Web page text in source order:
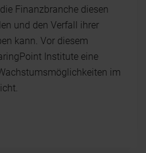
Finanzbranche diesen
und den Verfall ihrer
kann. Vor diesem
Institute eine
im